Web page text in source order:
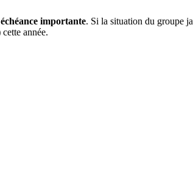
importante. Si la situation du groupe
année.